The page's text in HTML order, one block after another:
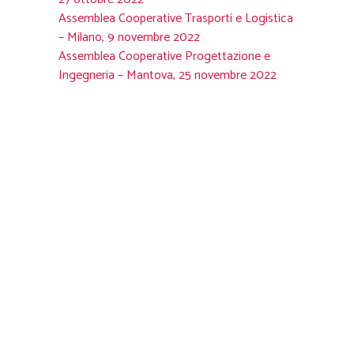
Assemblea Cooperative Trasporti e Logistica
– Milano, 9 novembre 2022
Assemblea Cooperative Progettazione e
Ingegneria – Mantova, 25 novembre 2022